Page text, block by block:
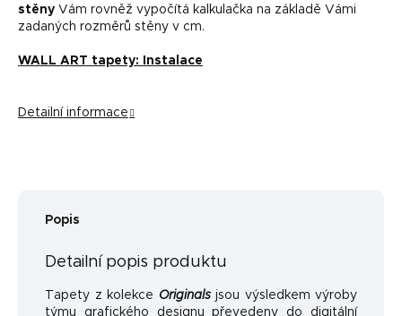
stěny Vám rovněž vypočítá kalkulačka na základě Vámi
zadaných rozměrů stěny v cm.
WALL ART tapety: Instalace
Detailní informace
Popis
Detailní popis produktu
Tapety z kolekce Originalsjsou výsledkem výroby
týmu grafického designu převedeny do digitální